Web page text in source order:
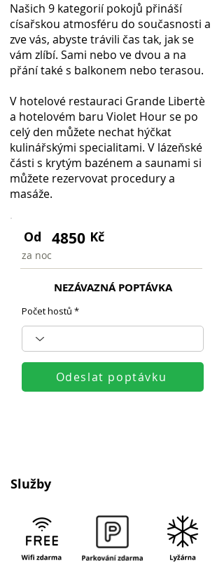
Našich 9 kategorií pokojů přináší
císařskou atmosféru do současnosti a
zve vás, abyste trávili čas tak, jak se
vám zlíbí. Sami nebo ve dvou a na
přání také s balkonem nebo terasou.
V hotelové restauraci Grande Libertè
a hotelovém baru Violet Hour se po
celý den můžete nechat hýčkat
kulinářskými specialitami. V lázeňské
části s krytým bazénem a saunami si
můžete rezervovat procedury a
masáže.
Od 4850 Kč
za noc
NEZÁVAZNÁ POPTÁVKA
Počet hostů
Odeslat poptávku
Služby